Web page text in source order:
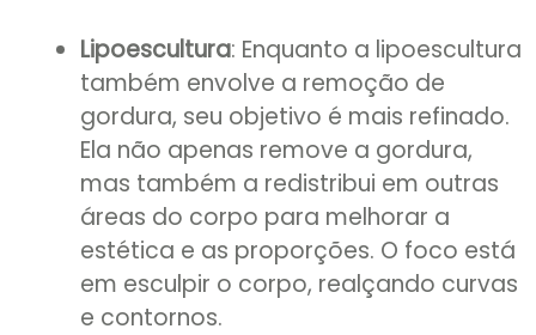
Lipoescultura: Enquanto a lipoescultura
também envolve a remoção de
gordura, seu objetivo é mais refinado.
Ela não apenas remove a gordura,
mas também a redistribui em outras
áreas do corpo para melhorar a
estética e as proporções. O foco está
em esculpir o corpo, realçando curvas
e contornos.